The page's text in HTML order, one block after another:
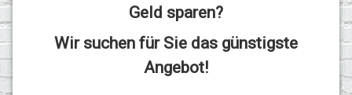
Geld sparen?
Wir suchen für Sie das günstigste
Angebot!